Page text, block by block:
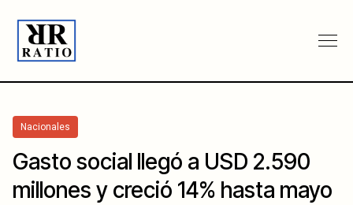
Nacionales
Gasto social llegó a USD 2.590
millones y creció 14% hasta mayo